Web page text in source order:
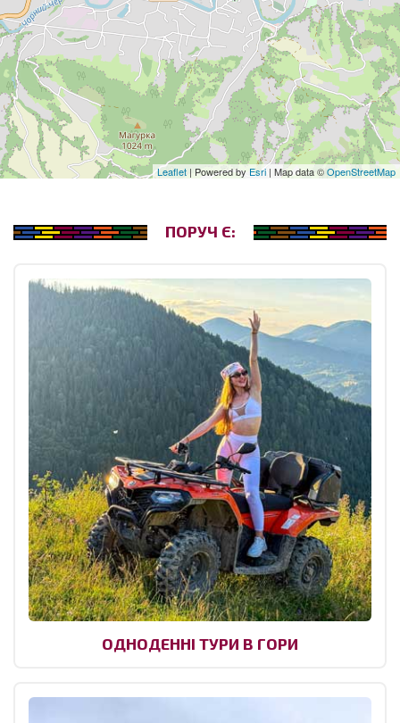
Leaflet | Powered by Esri | Map data ©OpenStreetMap
ПОРУЧ Є:
ОДНОДЕННІ ТУРИ В ГОРИ